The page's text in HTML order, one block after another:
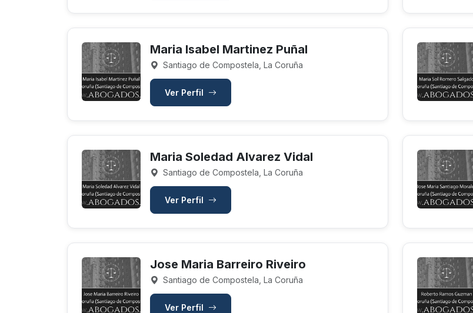
Maria Isabel Martinez Puñal
Santiago de Compostela, La Coruña
Ver Perfil
Maria Soledad Alvarez Vidal
Santiago de Compostela, La Coruña
Ver Perfil
Jose Maria Barreiro Riveiro
Santiago de Compostela, La Coruña
Ver Perfil